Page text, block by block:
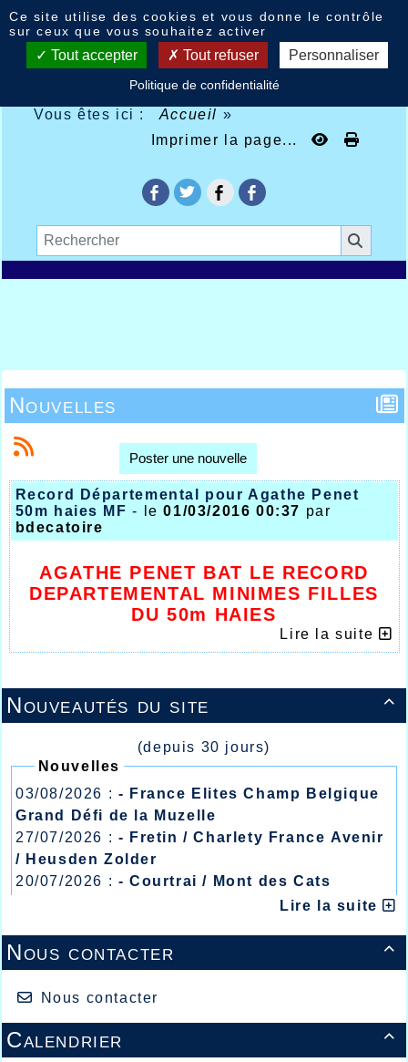
Vous êtes ici : Accueil »
Imprimer la page...

Nouveautés du site
(depuis 30 jours)
Nouvelles
03/08/2026 : - France Elites Champ Belgique
Grand Défi de la Muzelle
27/07/2026 : - Fretin / Charlety France Avenir
/ Heusden Zolder
20/07/2026 : - Courtrai / Mont des Cats
- Lyon / Meeting Abeilles /Lire la suite

Nous contacter
Nous contacter

Calendrier
Nouvelles
Poster une nouvelle
Record Départemental pour Agathe Penet
50m haies MF - le01/03/2016 00:37 par
bdecatoire
AGATHE PENET BAT LE RECORD
DEPARTEMENTAL MINIMES FILLES
DU 50m HAIES
Après vérification des résultats des championnats
Lire la suite
Ce site utilise des cookies et vous donne le contrôle
sur ceux que vous souhaitez activer
Tout accepter Tout refuser Personnaliser
Politique de confidentialité